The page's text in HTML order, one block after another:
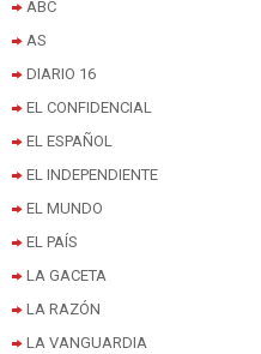
ABC
AS
DIARIO 16
EL CONFIDENCIAL
EL ESPAÑOL
EL INDEPENDIENTE
EL MUNDO
EL PAÍS
LA GACETA
LA RAZÓN
LA VANGUARDIA